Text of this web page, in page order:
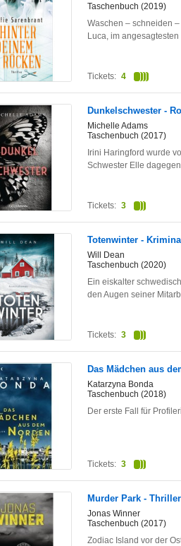
Taschenbuch (2019)
Waschen – schneiden
Luca, im
Tickets: 4
Dunkelschwester -
Michelle Adams
Taschenbuch (2017)
Irini Haringford wurde
Schwester Elle
Tickets: 3
Totenwinter -
Will Dean
Taschenbuch (2020)
Ein eiskalter
den Augen seiner
Tickets: 3
Das Mädchen aus
Katarzyna Bonda
Taschenbuch (2018)
Der erste Fall für
Tickets: 3
Murder Park - Thriller
Jonas Winner
Taschenbuch (2017)
Zodiac Island vor der